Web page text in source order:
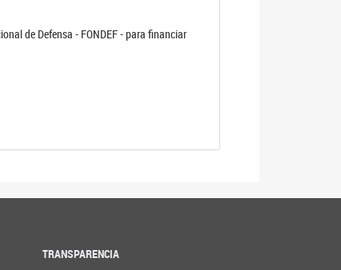
de Defensa - FONDEF - para financiar
TRANSPARENCIA